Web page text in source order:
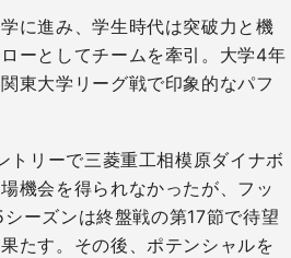
に進み、学生時代は突破力と機
ーとしてチームを牽引。大学4年
東大学リーグ戦で印象的なパフ
リーで三菱重工相模原ダイナボ
機会を得られなかったが、フッ
ーズンは終盤戦の第17節で待望
たす。その後、ポテンシャルを